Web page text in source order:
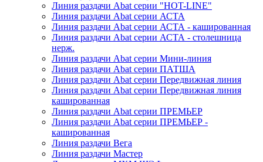
Линия раздачи Abat серии "HOT-LINE"
Линия раздачи Abat серии АСТА
Линия раздачи Abat серии АСТА - кашированная
Линия раздачи Abat серии АСТА - столешница
нерж.
Линия раздачи Abat серии Мини-линия
Линия раздачи Abat серии ПАТША
Линия раздачи Abat серии Передвижная линия
Линия раздачи Abat серии Передвижная линия
кашированная
Линия раздачи Abat серии ПРЕМЬЕР
Линия раздачи Abat серии ПРЕМЬЕР -
кашированная
Линия раздачи Вега
Линия раздачи Мастер